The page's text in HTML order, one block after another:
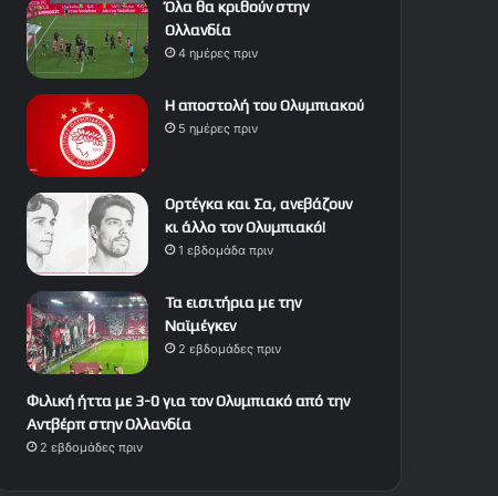
Όλα θα κριθούν στην
Ολλανδία
4 ημέρες πριν
Η αποστολή του Ολυμπιακού
5 ημέρες πριν
Ορτέγκα και Σα, ανεβάζουν
κι άλλο τον Ολυμπιακό!
1 εβδομάδα πριν
Τα εισιτήρια με την
Ναϊμέγκεν
2 εβδομάδες πριν
Φιλική ήττα με 3-0 για τον Ολυμπιακό από την
Αντβέρπ στην Ολλανδία
2 εβδομάδες πριν